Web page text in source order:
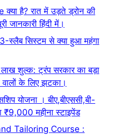
है? रात में उड़ते ड्रोन की
जानकारी हिंदी में।
स्लैब सिस्टम से क्या हुआ महंगा
शुल्क: ट्रंप सरकार का बड़ा
के लिए झटका।
योजना । बीए,बीएससी,बी-
₹9,000 महीना स्टाइपेंड
Tailoring Course :